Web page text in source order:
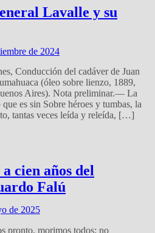
Lavalle y su
de 2024
Conducción del cadáver de Juan
(óleo sobre lienzo, 1889,
Aires). Nota preliminar.— La
es sin Sobre héroes y tumbas, la
tantas veces leída y releída, […]
cien años del
Falú
de 2025
pronto, morimos todos; no